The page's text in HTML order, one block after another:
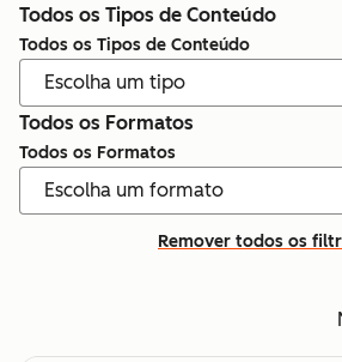
Todos os Tipos de Conteúdo
Todos os Tipos de Conteúdo
Todos os Formatos
Todos os Formatos
Remover todos os